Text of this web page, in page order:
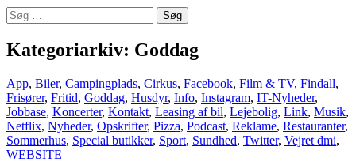
Søg
efter:
Kategoriarkiv: Goddag
App, Biler, Campingplads, Cirkus, Facebook, Film & TV, Findall,
Frisører, Fritid, Goddag, Husdyr, Info, Instagram, IT-Nyheder,
Jobbase, Koncerter, Kontakt, Leasing af bil, Lejebolig, Link, Musik,
Netflix, Nyheder, Opskrifter, Pizza, Podcast, Reklame, Restauranter,
Sommerhus, Special butikker, Sport, Sundhed, Twitter, Vejret dmi,
WEBSITE